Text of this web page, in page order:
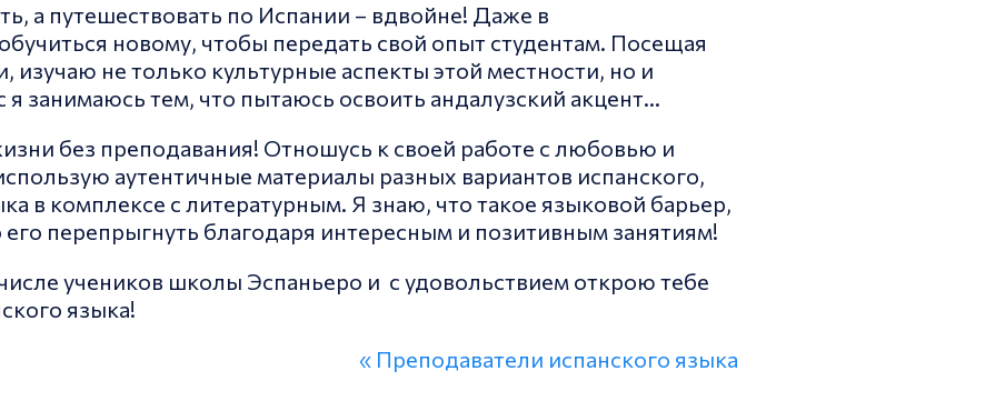
а путешествовать по Испании – вдвойне! Даже в
новому, чтобы передать свой опыт студентам. Посещая
изучаю не только культурные аспекты этой местности, но и
я занимаюсь тем, что пытаюсь освоить андалузский акцент…
без преподавания! Отношусь к своей работе с любовью и
аутентичные материалы разных вариантов испанского,
в комплексе с литературным. Я знаю, что такое языковой барьер,
перепрыгнуть благодаря интересным и позитивным занятиям!
учеников школы Эспаньеро и с удовольствием открою тебе
языка!
« Преподаватели испанского языка